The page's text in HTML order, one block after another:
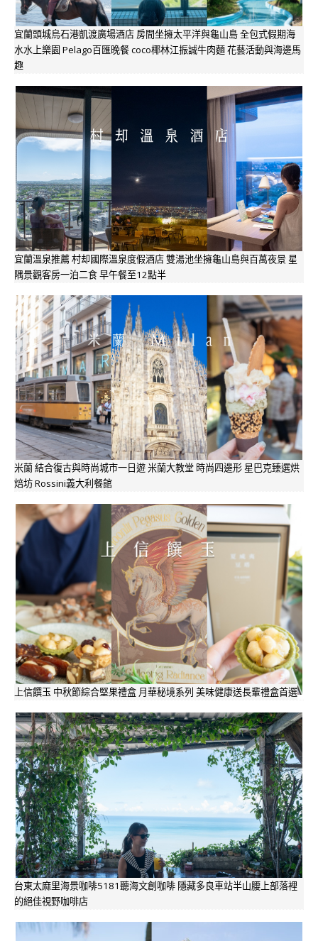
宜蘭頭城烏石港凱渡廣場酒店 房間坐擁太平洋與龜山島 全包式假期海
水水上樂園 Pelago百匯晚餐 coco椰林江振誠牛肉麵 花藝活動與海邊馬
趣
宜蘭溫泉推薦 村却國際溫泉度假酒店 雙湯池坐擁龜山島與百萬夜景 星
隅景觀客房一泊二食 早午餐至12點半
米蘭 結合復古與時尚城市一日遊 米蘭大教堂 時尚四邊形 星巴克臻選烘
焙坊 Rossini義大利餐館
上信饌玉 中秋節綜合堅果禮盒 月華秘境系列 美味健康送長輩禮盒首選
台東太麻里海景咖啡5181聽海文創咖啡 隱藏多良車站半山腰上部落裡
的絕佳視野咖啡店